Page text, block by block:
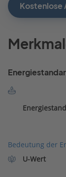
Kostenlose
Bedeutung der
U-Wert